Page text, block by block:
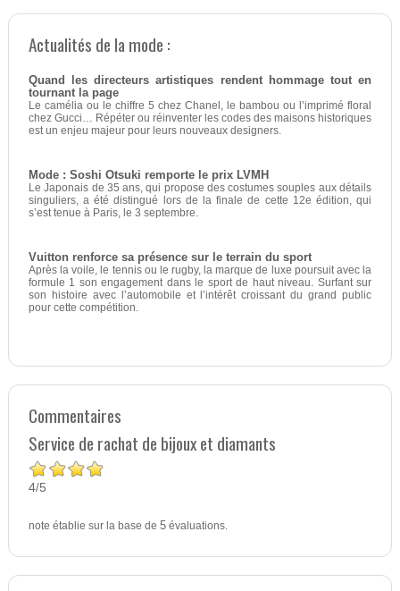
Actualités de la mode :
Quand les directeurs artistiques rendent hommage tout en
tournant la page
Le camélia ou le chiffre 5 chez Chanel, le bambou ou l’imprimé floral
chez Gucci… Répéter ou réinventer les codes des maisons historiques
est un enjeu majeur pour leurs nouveaux designers.
Mode : Soshi Otsuki remporte le prix LVMH
Le Japonais de 35 ans, qui propose des costumes souples aux détails
singuliers, a été distingué lors de la finale de cette 12e édition, qui
s’est tenue à Paris, le 3 septembre.
Vuitton renforce sa présence sur le terrain du sport
Après la voile, le tennis ou le rugby, la marque de luxe poursuit avec la
formule 1 son engagement dans le sport de haut niveau. Surfant sur
son histoire avec l’automobile et l’intérêt croissant du grand public
pour cette compétition.
Commentaires
Service de rachat de bijoux et diamants
4/5
note établie sur la base de 5évaluations.